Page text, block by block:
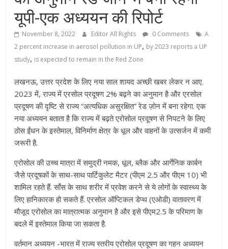
यूपी-एक अध्ययन की रिपोर्ट
November 8, 2022 Editor All Rights 0 Comments
A
2 percent increase in aerosol pollution in UP, by 2023 reports a UP
study, is expected to remain in the Red Zone
लखनऊ, उत्तर प्रदेश के लिए नया साल शायद अच्छी खबर लेकर न आए.
2023 में, राज्य में एरसोल प्रदूषण 2% बढ़ने का अनुमान है और एरसोल
प्रदूषण की दृष्टि से राज्य “अत्यधिक असुरक्षित” रेड ज़ोन में बना रहेगा. एक
नया अध्ययन बताता है कि राज्य में बढ़ते एरोसोल प्रदूषण से निपटने के लिए
ठोस ईंधन के इस्तेमाल, विनिर्माण क्षेत्र के धूल और वाहनों के उत्सर्जन में कमी
जरूरी है.
एरोसोल की उच्च मात्रा में समुद्री नमक, धूल, ब्लैक और आर्गेनिक कार्बन
जैसे प्रदूषकों के साथ-साथ पार्टिकुलेट मैटर (पीएम 2.5 और पीएम 10) भी
शामिल रहते हैं. साँस के साथ शरीर में प्रवेश करने से ये लोगों के स्वास्थ्य के
लिए हानिकारक हो सकते हैं. एरसोल ऑप्टिकल डेप्थ (एओडी) वातावरण में
मौजूद एरोसोल का मात्रात्मक अनुमान है और इसे पीएम2.5 के परिमाण के
बदले में इस्तेमाल किया जा सकता है.
वर्तमान अध्ययन -भारत में राज्य स्तरीय एरोसोल प्रदूषण का गहन अध्ययन